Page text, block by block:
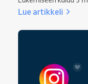
Lue artikkeli